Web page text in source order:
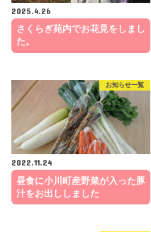
2025.4.26
さくらぎ苑内でお花見をしまし
た。
お知らせ一覧
2022.11.24
昼食に小川町産野菜が入った豚
汁をお出ししました